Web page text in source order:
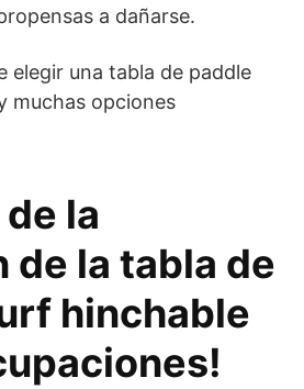
a dañarse.
elegir una tabla de paddle
muchas opciones
la
de la tabla de
hinchable